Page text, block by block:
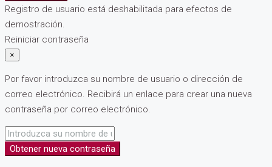
Registro de usuario está deshabilitada para efectos de
demostración.
Reiniciar contraseña
×
Por favor introduzca su nombre de usuario o dirección de
correo electrónico. Recibirá un enlace para crear una nueva
contraseña por correo electrónico.
Obtener nueva contraseña